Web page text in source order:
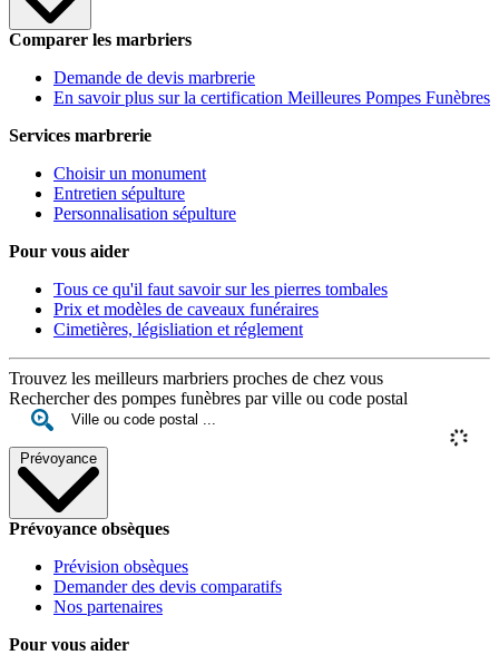
Comparer les marbriers
Demande de devis marbrerie
En savoir plus sur la certification Meilleures Pompes Funèbres
Services marbrerie
Choisir un monument
Entretien sépulture
Personnalisation sépulture
Pour vous aider
Tous ce qu'il faut savoir sur les pierres tombales
Prix et modèles de caveaux funéraires
Cimetières, législiation et réglement
Trouvez les meilleurs marbriers proches de chez vous
Rechercher des pompes funèbres par ville ou code postal
Prévoyance
Prévoyance obsèques
Prévision obsèques
Demander des devis comparatifs
Nos partenaires
Pour vous aider